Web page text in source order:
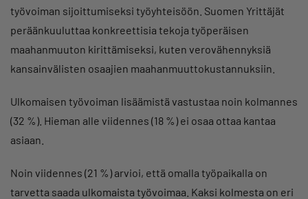
työvoiman sijoittumiseksi työyhteisöön. Suomen Yrittäjät
peräänkuuluttaa konkreettisia tekoja työperäisen
maahanmuuton kirittämiseksi, kuten verovähennyksiä
kansainvälisten osaajien maahanmuuttokustannuksiin.
Ulkomaisen työvoiman lisäämistä vastustaa noin kolmannes
(32 %). Hieman alle viidennes (18 %) ei osaa ottaa kantaa
asiaan.
Noin viidennes (21 %) arvioi, että omalla työpaikalla on
tarvetta saada ulkomaista työvoimaa. Kaksi kolmesta on eri